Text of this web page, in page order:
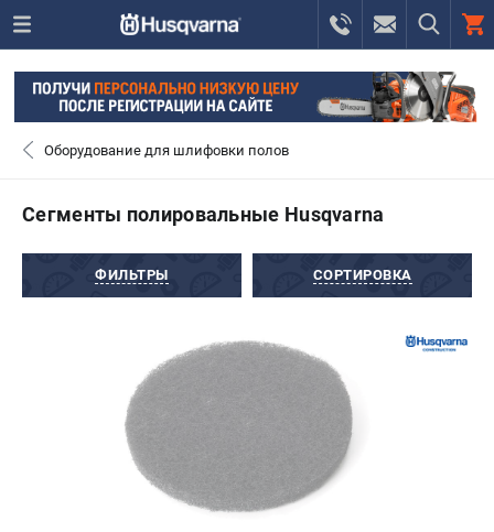
КАТАЛОГ
ВХОД ИЛИ РЕГИСТРАЦИЯ
ЗАКАЗАТЬ ЗАПЧАСТЬ
0 ₽
Оборудование для шлифовки полов
Сегменты полировальные Husqvarna
ФИЛЬТРЫ СОРТИРОВКА